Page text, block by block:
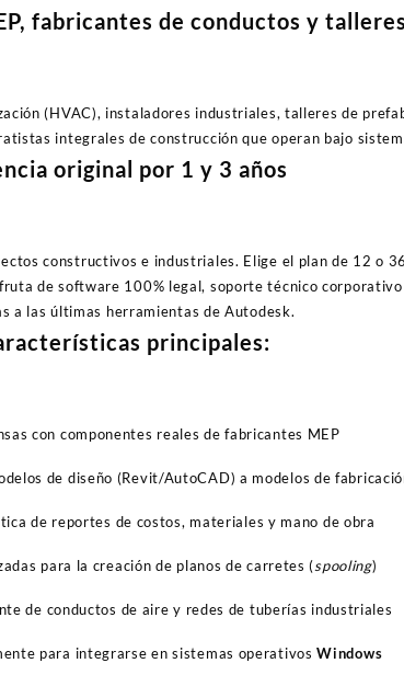
fabricantes de conductos y
(HVAC), instaladores industriales, talleres de
integrales de construcción que operan bajo
original por 1 y 3 años
constructivos e industriales. Elige el plan de 12 o
de software 100% legal, soporte técnico
a las últimas herramientas de Autodesk.
principales:
con componentes reales de fabricantes MEP
de diseño (Revit/AutoCAD) a modelos de
de reportes de costos, materiales y mano de obra
para la creación de planos de carretes (spooling)
de conductos de aire y redes de tuberías industriales
para integrarse en sistemas operativosWindows